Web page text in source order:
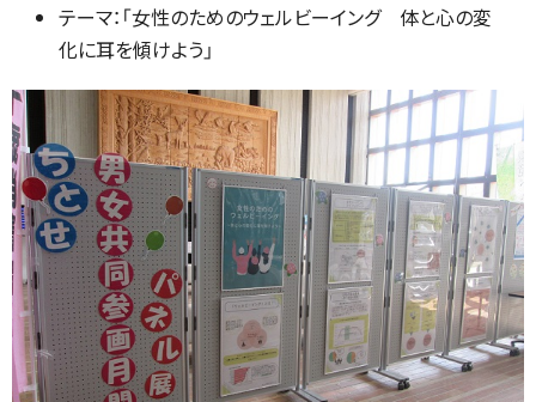
テーマ：「女性のためのウェルビーイング 体と心の変
化に耳を傾けよう」